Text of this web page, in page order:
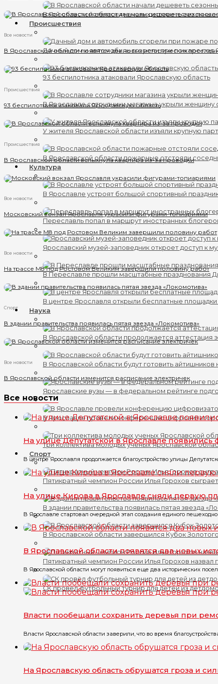
В Ярославской области начали дешеветь
Происшествия
Дачный дом и автомобиль сгорели при пожаре под
93 беспилотника атаковали Ярославскую область
В Ярославле сотрудники магазина укрыли
У жителя Ярославской области изъяли крупную
В Ярославской области пожарные отстояли
Культура
В Ярославле устроят большой спортивный
Переславль попал в маршрут иностранных
Ярославский музей-заповедник откроет доступ к
В Переславле прошли масштабные празднования
В центре Ярославля открыли бесплатные
Наука
В Ярославской области продолжается аттестация
В Ярославской области будут готовить айтишников
Ярославские вузы — в федеральном рейтинге
В Ярославле провели конференцию
Три коллектива молодых ученых Ярославской
Спорт
Пятикратный чемпион России Илья Горохов
В здании правительства появилась пятая звезда
В Ярославской области завершился Кубок
Пятикратный чемпион России Илья Горохов
СК провёл футбольный турнир для детей из
Все новости
В Ярославской области появятся два новых исторических
Происшествия
93 беспилотника атаковали Ярославскую область
Происшествия
В Ярославской области вспыхнула квартира из-за проводки
Все новости
Московский вокзал Ярославля украсили фигурами-топиариями
Все новости
На трассе М8 под Ростовом Великим завершили половину работ
Спорт
В здании правительства появилась пятая звезда «Локомотива»
Все новости
В Ярославской области изменится расписание электричек
Все новости
На улице Депутатской в Ярославле появились
В центре Ярославля продолжается благоустройство улицы
На улице Кирова в Ярославле сняли первую
В Ярославле стартовал очередной этап создания единого
В Ярославской области появятся два новых
В Ярославской области могут появиться еще два исторических
Власти пообещали сохранить деревья при
Власти Ярославской области заверили, что во время
На Ярославскую область обрушатся гроза и